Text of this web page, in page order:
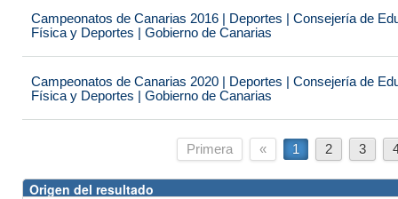
Campeonatos de Canarias 2016 | Deportes | Consejería de
Física y Deportes | Gobierno de Canarias
Campeonatos de Canarias 2020 | Deportes | Consejería de
Física y Deportes | Gobierno de Canarias
Primera « 1 2 3
Origen del resultado